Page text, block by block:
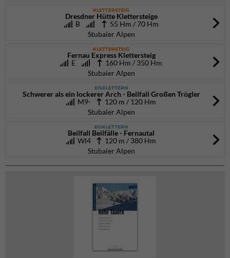
KLETTERSTEIG
Dresdner Hütte Klettersteige
B
55 Hm / 70 Hm
Stubaier Alpen
KLETTERSTEIG
Fernau Express Klettersteig
E
160 Hm / 350 Hm
Stubaier Alpen
EISKLETTERN
Schwerer als ein lockerer Arch - Beilfall Großen Trögler
M9-
120 m / 120 Hm
Stubaier Alpen
EISKLETTERN
Beilfall Beilfälle - Fernautal
WI4
120 m / 380 Hm
Stubaier Alpen